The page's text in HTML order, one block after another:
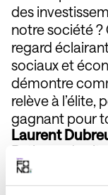
des
notre société
regard
sociaux et
démontre
relève à l’élite,
gagnant pour
Laurent
Patineur de
Originaire de
plus grands